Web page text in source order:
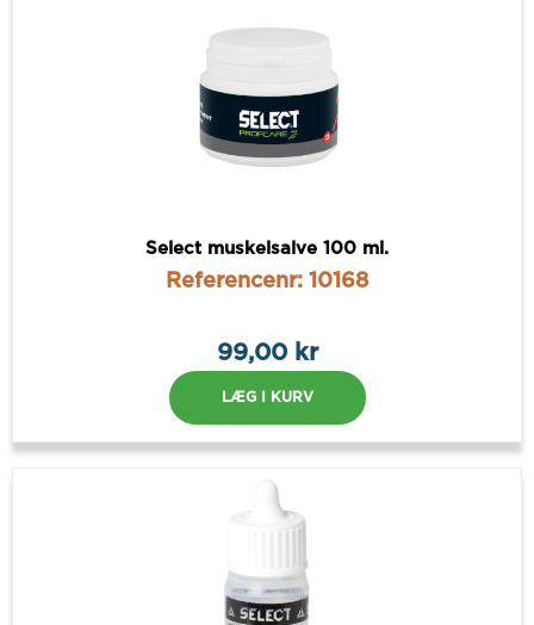
Select muskelsalve 100 ml.
Referencenr: 10168
99,00 kr
LÆG I KURV